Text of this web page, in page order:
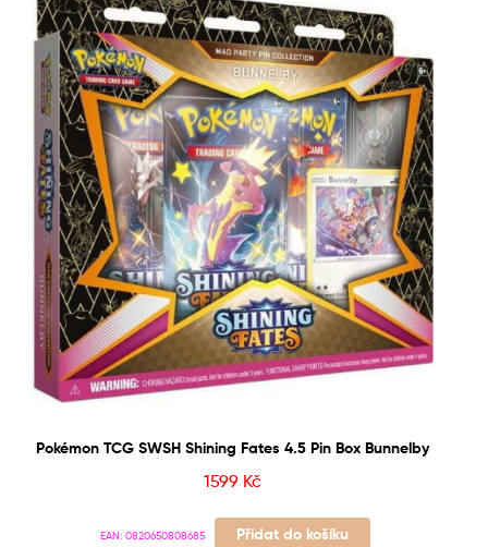
Pokémon TCG SWSH Shining Fates 4.5 Pin Box Bunnelby
1599 Kč
EAN: 0820650808685 Přidat do košíku